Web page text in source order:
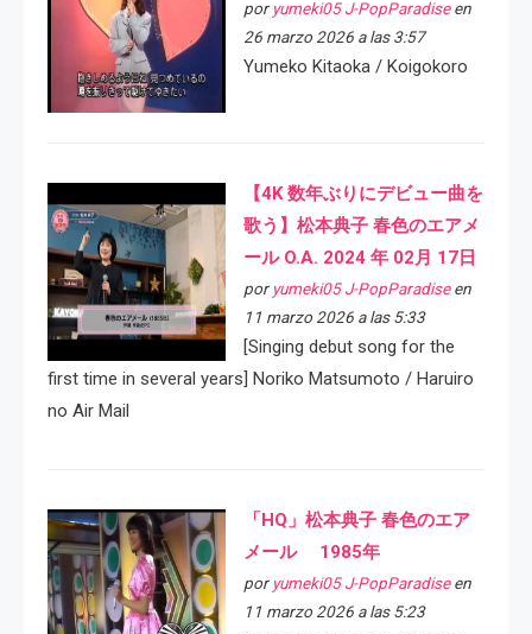
por yumeki05 J-PopParadiseen
26 marzo 2026 a las 3:57
Yumeko Kitaoka / Koigokoro
【4K 数年ぶりにデビュー曲を
歌う】松本典子 春色のエアメ
ール O.A. 2024 年 02月 17日
por yumeki05 J-PopParadiseen
11 marzo 2026 a las 5:33
[Singing debut song for the
first time in several years] Noriko Matsumoto / Haruiro
no Air Mail
「HQ」松本典子 春色のエア
メール 1985年
por yumeki05 J-PopParadiseen
11 marzo 2026 a las 5:23